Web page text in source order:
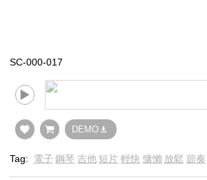
SC-000-017
DEMO
Tag: 電子 鋼琴 吉他 短片 輕快 慵懶 放鬆 節奏